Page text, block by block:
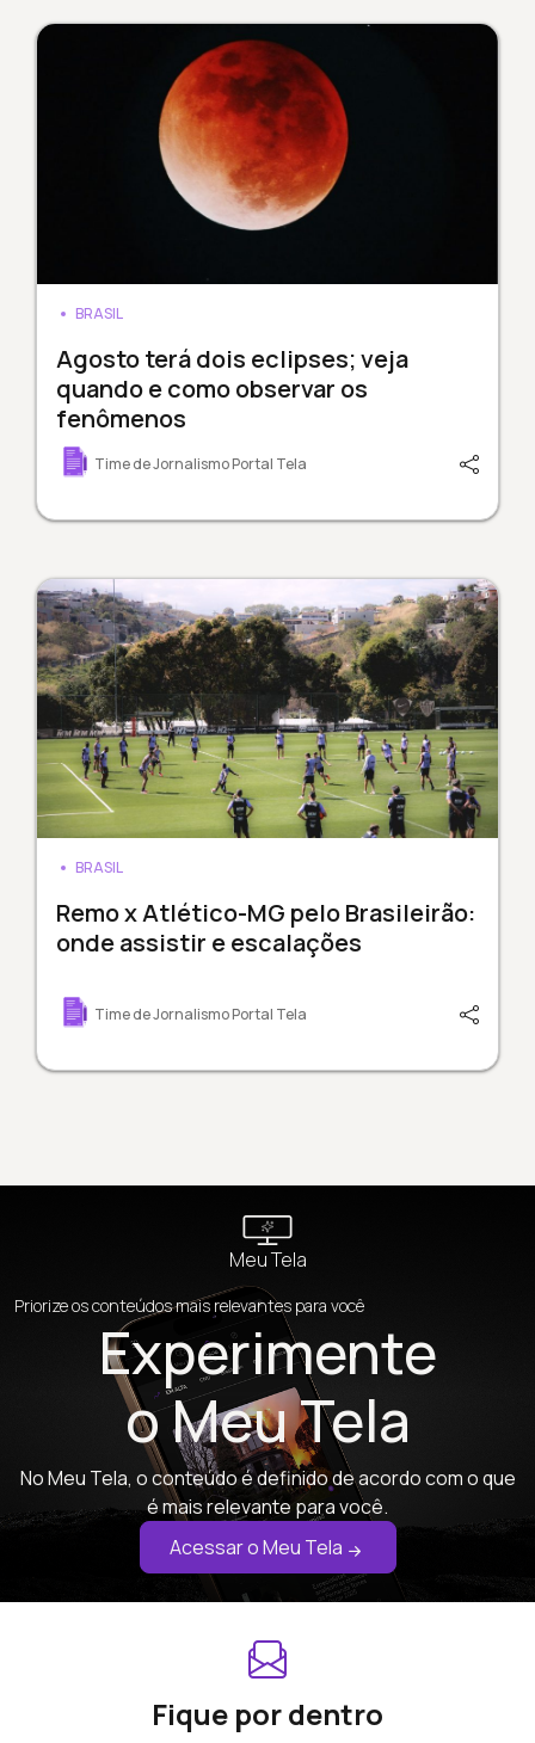
BRASIL
Agosto terá dois eclipses; veja
quando e como observar os
fenômenos
Time de Jornalismo Portal Tela
BRASIL
Remo x Atlético-MG pelo Brasileirão:
onde assistir e escalações
Time de Jornalismo Portal Tela
Meu Tela
Priorize os conteúdos mais relevantes para você
Experimente
o Meu Tela
No Meu Tela, o conteúdo é definido de acordo com o que
é mais relevante para você.
Acessar o Meu Tela
Fique por dentro